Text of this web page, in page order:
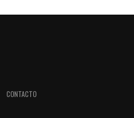
CONTACTO